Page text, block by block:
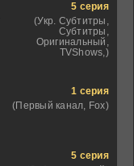
5 серия
(Укр. Субтитры,
Субтитры,
Оригинальный,
TVShows,)
1 серия
(Первый канал, Fox)
5 серия